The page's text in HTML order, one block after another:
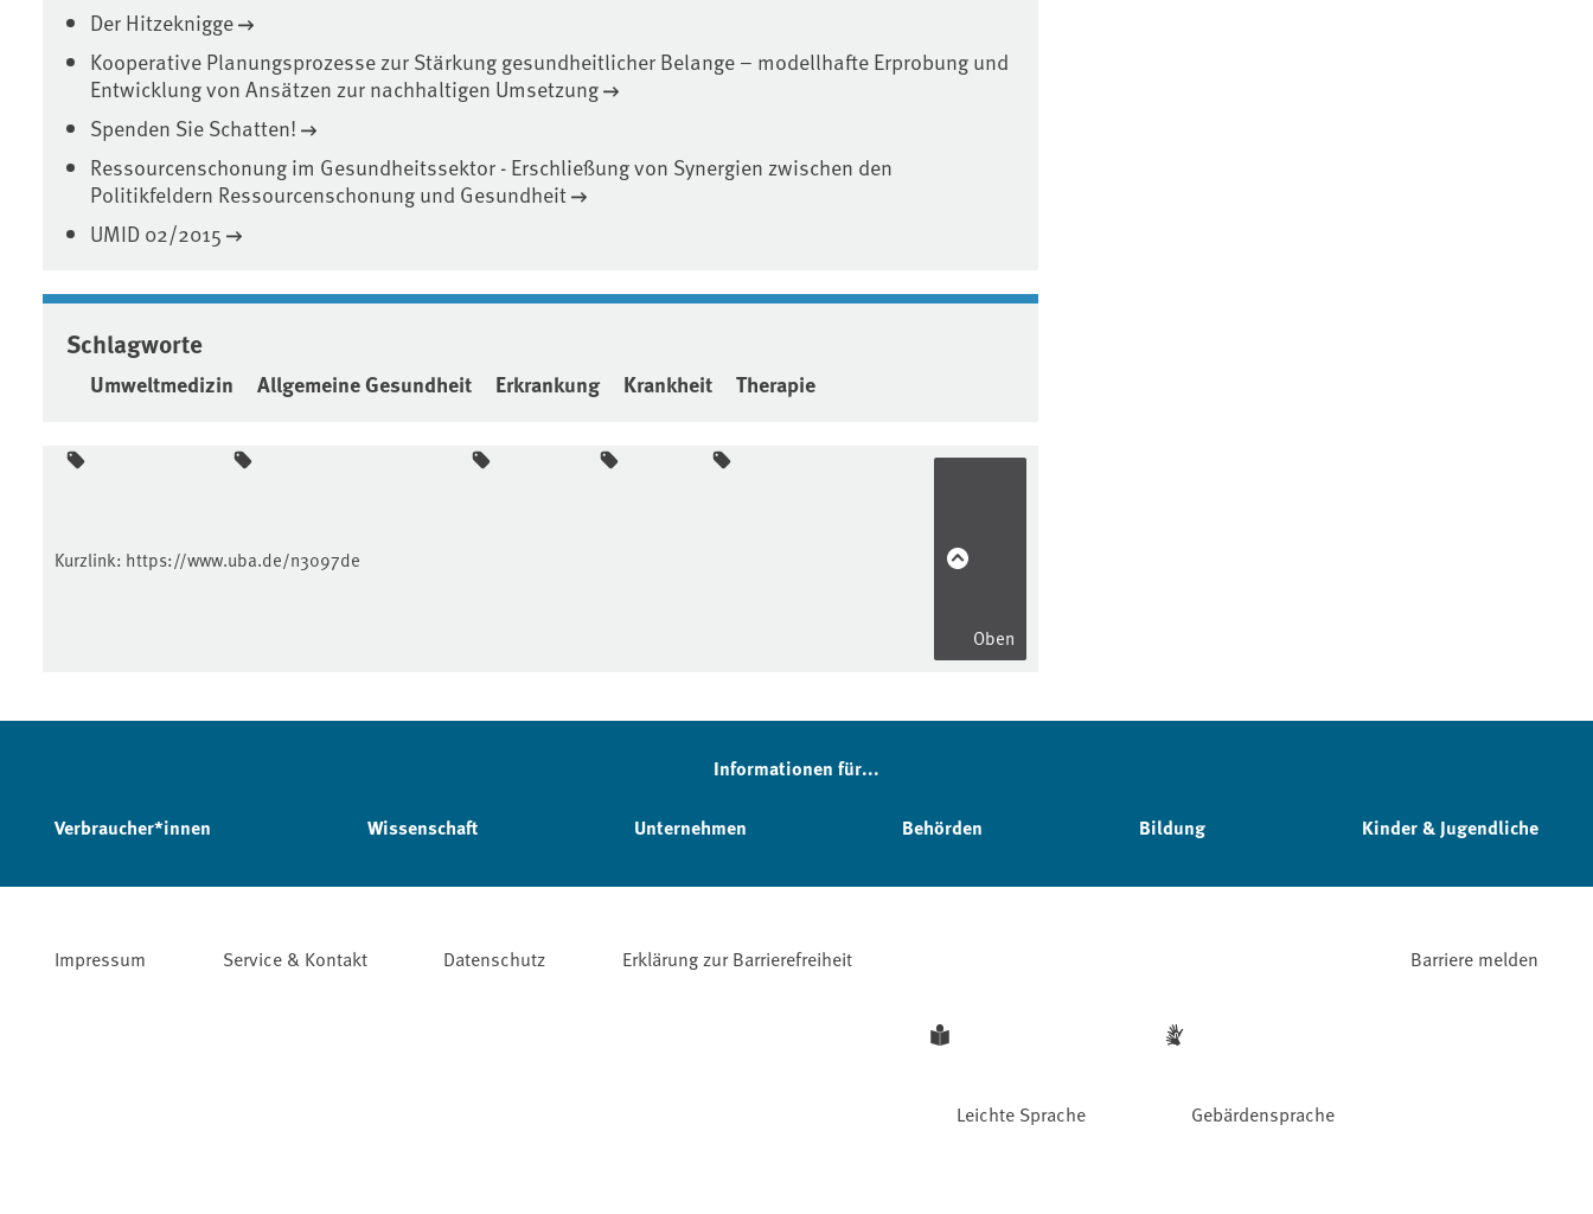
Der Hitzeknigge
Kooperative Planungsprozesse zur Stärkung gesundheitlicher Belange – modellhafte Erprobung und
Entwicklung von Ansätzen zur nachhaltigen Umsetzung
Spenden Sie Schatten!
Ressourcenschonung im Gesundheitssektor - Erschließung von Synergien zwischen den
Politikfeldern Ressourcenschonung und Gesundheit
UMID 02/2015
Schlagworte
Umweltmedizin Allgemeine Gesundheit Erkrankung Krankheit Therapie
Kurzlink: https://www.uba.de/n3097de
Oben
Informationen für...
Verbraucher*innen Wissenschaft Unternehmen Behörden Bildung Kinder & Jugendliche
Impressum Service & Kontakt Datenschutz Erklärung zur Barrierefreiheit
Leichte Sprache Gebärdensprache
Barriere melden